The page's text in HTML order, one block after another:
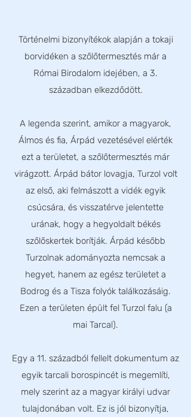
Történelmi bizonyítékok alapján a tokaji
borvidéken a szőlőtermesztés már a
Római Birodalom idejében, a 3.
században elkezdődött.
A legenda szerint, amikor a magyarok,
Álmos és fia, Árpád vezetésével elérték
ezt a területet, a szőlőtermesztés már
virágzott. Árpád bátor lovagja, Turzol volt
az első, aki felmászott a vidék egyik
csúcsára, és visszatérve jelentette
urának, hogy a hegyoldalt békés
szőlőskertek borítják. Árpád később
Turzolnak adományozta nemcsak a
hegyet, hanem az egész területet a
Bodrog és a Tisza folyók találkozásáig.
Ezen a területen épült fel Turzol falu (a
mai Tarcal).
Egy a 11. századból fellelt dokumentum az
egyik tarcali borospincét is megemlíti,
mely szerint az a magyar királyi udvar
tulajdonában volt. Ez is jól bizonyítja,